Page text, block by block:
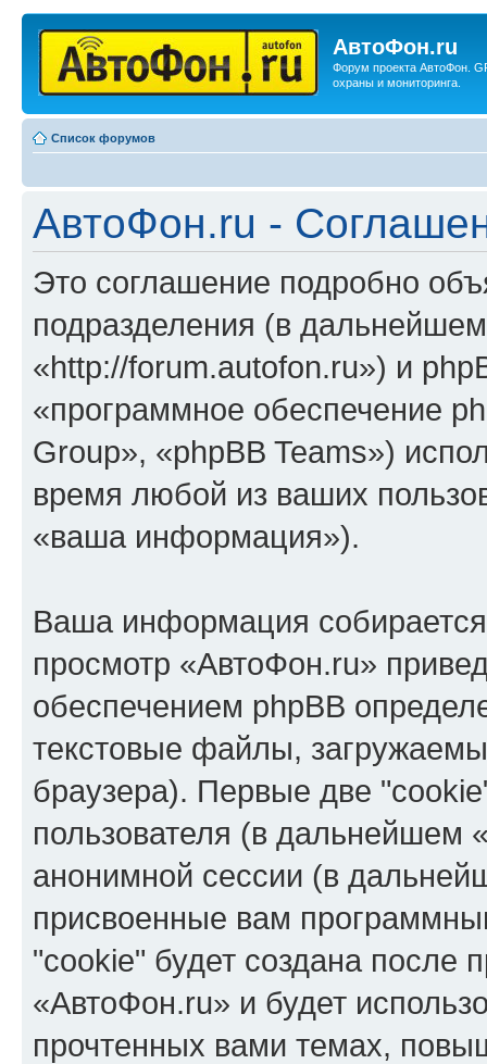
АвтоФон.ru
Форум проекта АвтоФон.
охраны и мониторинга.
Список форумов
АвтоФон.ru -
Это соглашение подробно
подразделения (в
«http://forum.autofon.ru») и
«программное обеспечение
Group», «phpBB Teams»)
время любой из ваших
«ваша информация»).
Ваша информация
просмотр «АвтоФон.ru»
обеспечением phpBB
текстовые файлы,
браузера). Первые две
пользователя (в дальнейшем
анонимной сессии (в
присвоенные вам
"cookie" будет создана после
«АвтоФон.ru» и будет
прочтенных вами темах,